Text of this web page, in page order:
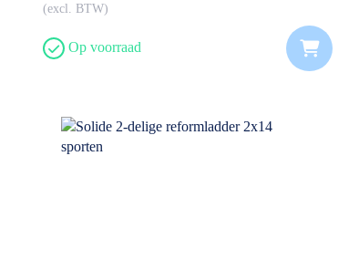
excl. BTW
Op voorraad